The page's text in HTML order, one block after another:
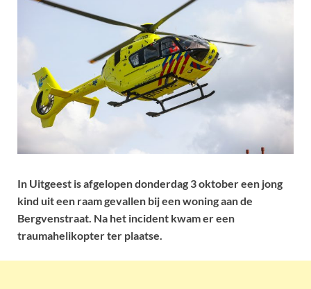
In Uitgeest is afgelopen donderdag 3 oktober een jong
kind uit een raam gevallen bij een woning aan de
Bergvenstraat. Na het incident kwam er een
traumahelikopter ter plaatse.